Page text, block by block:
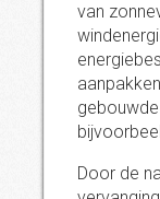
van
Door de